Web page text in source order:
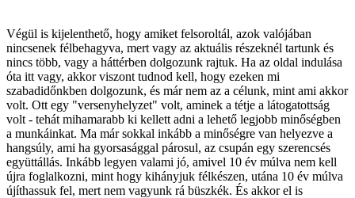
Végül is kijelenthető, hogy amiket felsoroltál, azok valójában
nincsenek félbehagyva, mert vagy az aktuális részeknél tartunk és
nincs több, vagy a háttérben dolgozunk rajtuk. Ha az oldal indulása
óta itt vagy, akkor viszont tudnod kell, hogy ezeken mi
szabadidőnkben dolgozunk, és már nem az a célunk, mint ami akkor
volt. Ott egy "versenyhelyzet" volt, aminek a tétje a látogatottság
volt - tehát mihamarabb ki kellett adni a lehető legjobb minőségben
a munkáinkat. Ma már sokkal inkább a minőségre van helyezve a
hangsúly, ami ha gyorsasággal párosul, az csupán egy szerencsés
együttállás. Inkább legyen valami jó, amivel 10 év múlva nem kell
újra foglalkozni, mint hogy kihányjuk félkészen, utána 10 év múlva
újíthassuk fel, mert nem vagyunk rá büszkék. És akkor el is